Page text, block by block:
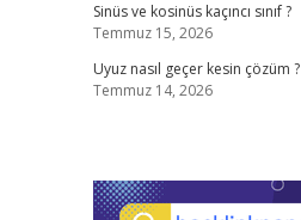
Sinüs ve kosinüs kaçıncı sınıf ?
Temmuz 15, 2026
Uyuz nasıl geçer kesin çözüm ?
Temmuz 14, 2026